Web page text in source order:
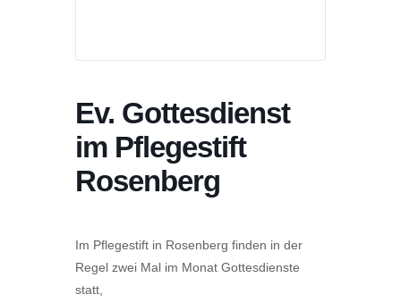
Ev. Gottesdienst
im Pflegestift
Rosenberg
Im Pflegestift in Rosenberg finden in der
Regel zwei Mal im Monat Gottesdienste
statt,